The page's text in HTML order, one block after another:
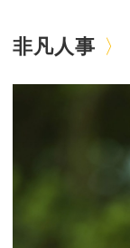
非凡人事